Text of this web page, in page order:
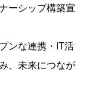
ーシップ構築宣
ンな連携・IT活
、未来につなが